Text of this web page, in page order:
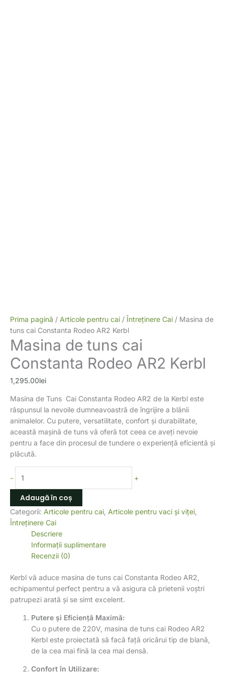
Prima pagină / Articole pentru cai / Întreținere Cai / Masina de
tuns cai Constanta Rodeo AR2 Kerbl
Masina de tuns cai
Constanta Rodeo AR2 Kerbl
1,295.00lei
Masina de Tuns Cai Constanta Rodeo AR2 de la Kerbl este
răspunsul la nevoile dumneavoastră de îngrijire a blănii
animalelor. Cu putere, versatilitate, confort și durabilitate,
această mașină de tuns vă oferă tot ceea ce aveți nevoie
pentru a face din procesul de tundere o experiență eficientă și
plăcută.
- +
Adaugă în coș
Categorii: Articole pentru cai Articole pentru vaci și viței
Întreținere Cai
Descriere
Informații suplimentare
Recenzii (0)
Kerbl vă aduce masina de tuns cai Constanta Rodeo AR2,
echipamentul perfect pentru a vă asigura că prietenii voștri
patrupezi arată și se simt excelent.
Putere și Eficiență Maximă:
Cu o putere de 220V, masina de tuns cai Rodeo AR2
Kerbl este proiectată să facă față oricărui tip de blană,
de la cea mai fină la cea mai densă.
Confort în Utilizare: